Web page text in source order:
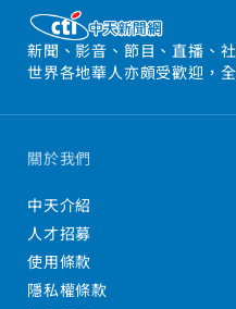
新聞、影音、節目、直播、
世界各地華人亦頗受歡迎，
關於我們
中天介紹
人才招募
使用條款
隱私權條款